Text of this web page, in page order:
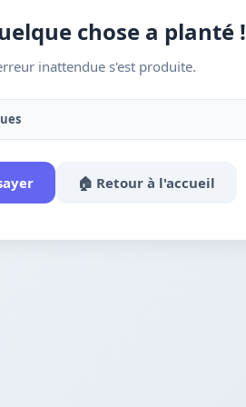
chose a planté !
inattendue s'est produite.
🏠 Retour à l'accueil